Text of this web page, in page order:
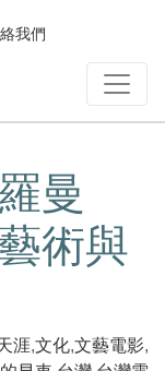
我們
曼
術與
涯,文化,文藝電影,